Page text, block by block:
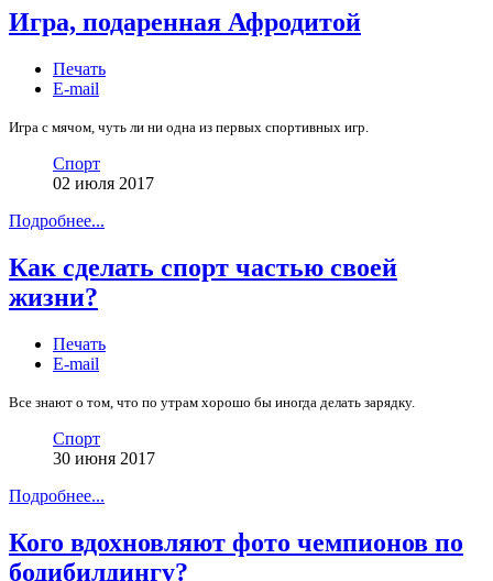
Игра, подаренная Афродитой
Печать
E-mail
Игра с мячом, чуть ли ни одна из первых спортивных игр.
Спорт
02 июля 2017
Подробнее...
Как сделать спорт частью своей
жизни?
Печать
E-mail
Все знают о том, что по утрам хорошо бы иногда делать зарядку.
Спорт
30 июня 2017
Подробнее...
Кого вдохновляют фото чемпионов по
бодибилдингу?